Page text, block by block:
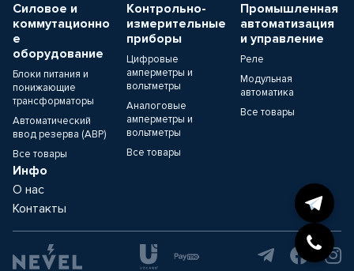
Силовое и
коммутационно
е
оборудование
Блоки питания и
понижающие
трансформаторы
Автоматический
ввод резерва (АВР)
Все товары
Контрольно-
измерительные
приборы
Цифровые
амперметры и
вольтметры
Аналоговые
амперметры и
вольтметры
Все товары
Промышленная
автоматизация
и управление
Реле
Модульная
автоматика
Все товары
Инфо
О нас
Контакты